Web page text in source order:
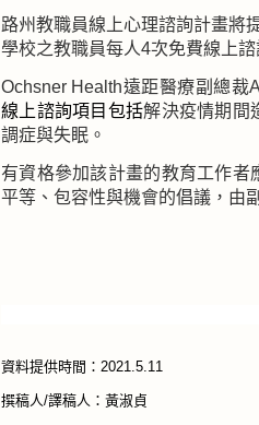
路州教職員線上心理諮詢計畫將
學校之教職員每人4次免費線上
Ochsner Health遠距醫療副總裁
線上諮詢項目 包括解決疫情期間
調症與失眠。
有資格參加該計畫的教育工作
平等、包容性與機會的倡議，由
資料提供時間： 2021.5.11
撰稿人/譯稿人：黃淑貞